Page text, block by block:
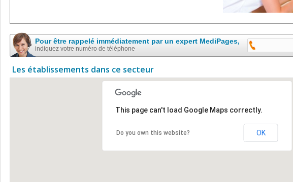
Pour être rappelé immédiatement par un expert MediPages,
indiquez votre numéro de téléphone
Les établissements dans ce secteur
This page can't load Google Maps correctly.
Do you own this website? OK